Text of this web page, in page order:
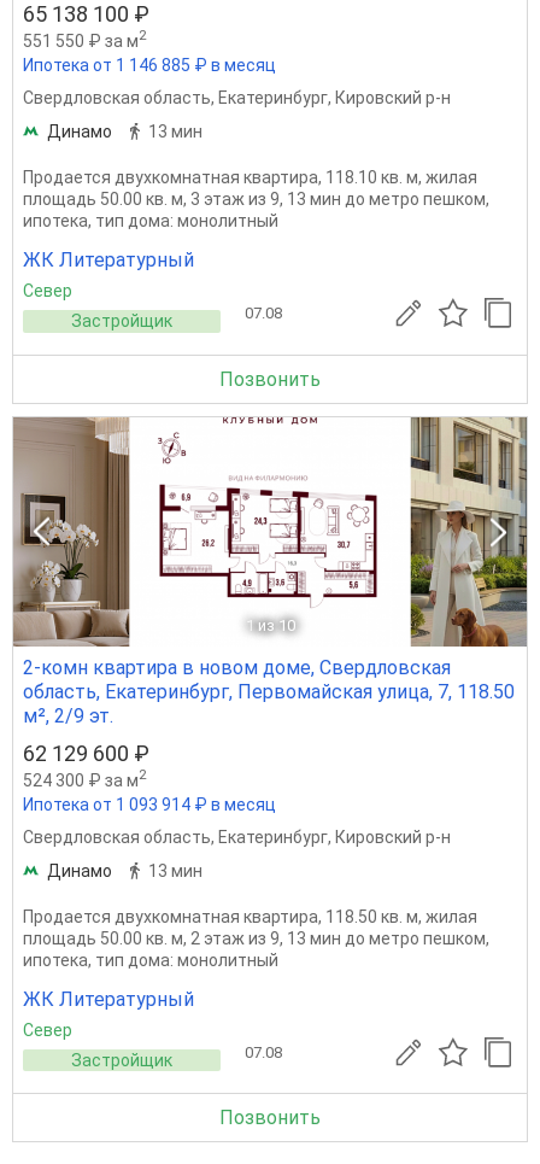
65 138 100 ₽
551 550 ₽ за м2
Ипотека от 1 146 885 ₽ в месяц
Свердловская область, Екатеринбург, Кировский р-н
Динамо
13 мин
Продается двухкомнатная квартира, 118.10 кв. м, жилая
площадь 50.00 кв. м, 3 этаж из 9, 13 мин до метро пешком,
ипотека, тип дома: монолитный
ЖК Литературный
Север
Застройщик
07.08
Позвонить
1 из 10
2-комн квартира в новом доме, Свердловская
область, Екатеринбург, Первомайская улица, 7, 118.50
м², 2/9 эт.
62 129 600 ₽
524 300 ₽ за м2
Ипотека от 1 093 914 ₽ в месяц
Свердловская область, Екатеринбург, Кировский р-н
Динамо
13 мин
Продается двухкомнатная квартира, 118.50 кв. м, жилая
площадь 50.00 кв. м, 2 этаж из 9, 13 мин до метро пешком,
ипотека, тип дома: монолитный
ЖК Литературный
Север
Застройщик
07.08
Позвонить